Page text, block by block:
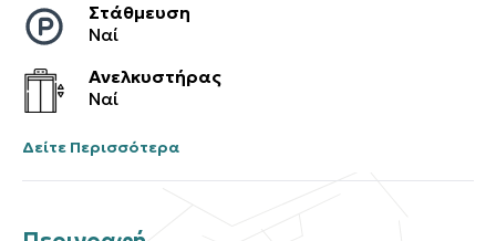
Στάθμευση
Ναί
Ανελκυστήρας
Ναί
Δείτε Περισσότερα